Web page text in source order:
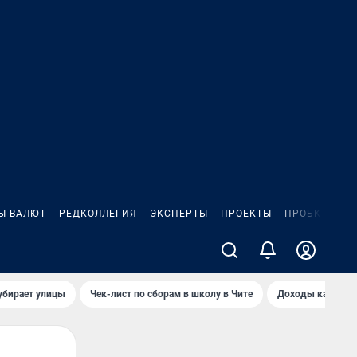
ВАЛЮТ РЕДКОЛЛЕГИЯ ЭКСПЕРТЫ ПРОЕКТЫ ПРОБКИ
улицы Чек-лист по сборам в школу в Чите Доходы